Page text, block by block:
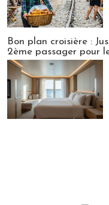
Bon plan croisière :
2ème passager pour